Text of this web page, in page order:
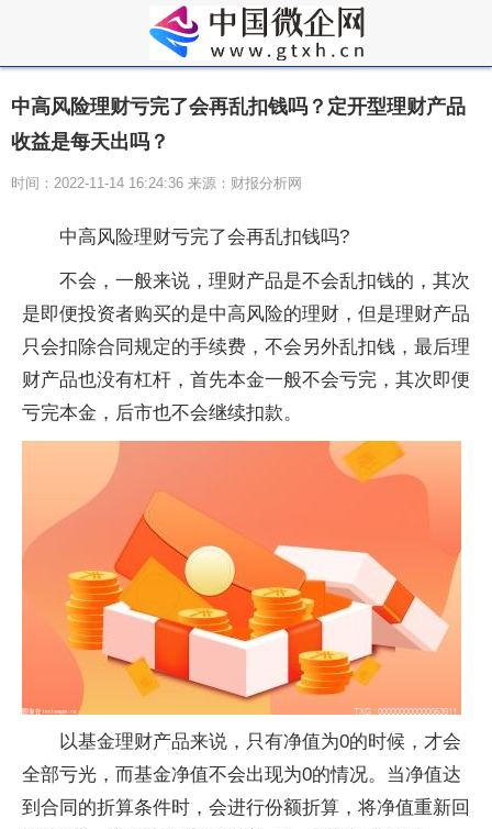
中高风险理财亏完了会再乱扣钱吗？定开型理财产品
收益是每天出吗？
时间：2022-11-14 16:24:36 来源：财报分析网
中高风险理财亏完了会再乱扣钱吗?
不会，一般来说，理财产品是不会乱扣钱的，其次
是即便投资者购买的是中高风险的理财，但是理财产品
只会扣除合同规定的手续费，不会另外乱扣钱，最后理
财产品也没有杠杆，首先本金一般不会亏完，其次即便
亏完本金，后市也不会继续扣款。
以基金理财产品来说，只有净值为0的时候，才会
全部亏光，而基金净值不会出现为0的情况。当净值达
到合同的折算条件时，会进行份额折算，将净值重新回